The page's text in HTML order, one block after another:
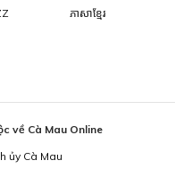
ភាសាខ្មែរ
về Cà Mau Online
ủy Cà Mau